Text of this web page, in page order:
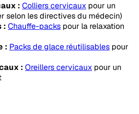
: Colliers cervicaux pour un
selon les directives du médecin)
: Chauffe-packs pour la relaxation
: Packs de glace réutilisables pour
: Oreillers cervicaux pour un